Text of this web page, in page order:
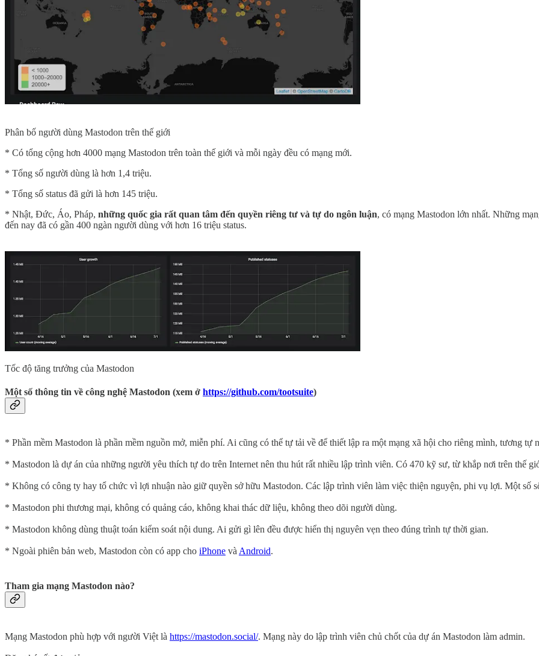
Phân bố người dùng Mastodon trên thế giới
* Có tổng cộng hơn 4000 mạng Mastodon trên toàn thế giới và mỗi ngày đều có mạng mới.
* Tổng số người dùng là hơn 1,4 triệu.
* Tổng số status đã gửi là hơn 145 triệu.
* Nhật, Đức, Áo, Pháp, những quốc gia rất quan tâm đến quyền riêng tư và tự do ngôn luận, có mạng Mastodon lớn nhất. Những
đến nay đã có gần 400 ngàn người dùng với hơn 16 triệu status.
Tốc độ tăng trưởng của Mastodon
Một số thông tin về công nghệ Mastodon (xem ở https://github.com/tootsuite)
* Phần mềm Mastodon là phần mềm nguồn mở, miễn phí. Ai cũng có thể tự tải về để thiết lập ra một mạng xã hội cho riêng mình, tương tự
* Mastodon là dự án của những người yêu thích tự do trên Internet nên thu hút rất nhiều lập trình viên. Có 470 kỹ sư, từ khắp nơi trên thế
* Không có công ty hay tổ chức vì lợi nhuận nào giữ quyền sở hữu Mastodon. Các lập trình viên làm việc thiện nguyện, phi vụ lợi. Một số
* Mastodon phi thương mại, không có quảng cáo, không khai thác dữ liệu, không theo dõi người dùng.
* Mastodon không dùng thuật toán kiểm soát nội dung. Ai gửi gì lên đều được hiển thị nguyên vẹn theo đúng trình tự thời gian.
* Ngoài phiên bản web, Mastodon còn có app cho iPhone vàAndroid.
Tham gia mạng Mastodon nào?
Mạng Mastodon phù hợp với người Việt là https://mastodon.social/. Mạng này do lập trình viên chủ chốt của dự án Mastodon làm admin.